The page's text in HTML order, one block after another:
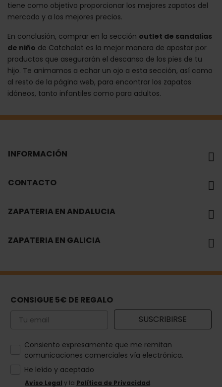
tiene como objetivo proporcionar los mejores zapatos del
mercado y a los mejores precios.
En conclusión, comprar en la sección outlet de sandalias
de niño de Catchalot es la mejor manera de apostar por
productos que asegurarán el descanso de los pies de tu
hijo. Te animamos a echar un ojo a esta sección, así como
al resto de la página web, para encontrar los zapatos
idóneos, tanto infantiles como para adultos.
INFORMACIÓN
CONTACTO
ZAPATERIA EN ANDALUCIA
ZAPATERIA EN GALICIA
CONSIGUE 5€ DE REGALO
Email SUSCRIBIRSE
How would you like to hear from us?
Consiento expresamente que me remitan
comunicaciones comerciales vía electrónica.
He leído y aceptado
Aviso Legal y la Política de Privacidad.